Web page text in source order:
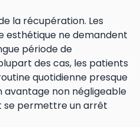
la récupération. Les
esthétique ne demandent
période de
des cas, les patients
quotidienne presque
avantage non négligeable
se permettre un arrêt